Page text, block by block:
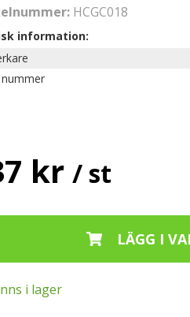
HCGC018
information:
nummer
kr / st
i lager